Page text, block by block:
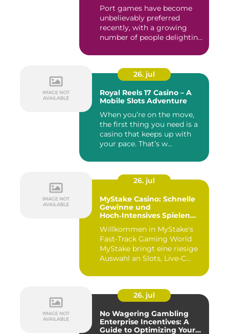
Port games have become
unbelievably preferred
recently, with a growing
number of people delighting
26. jul
Royal Reels 17 Casino – A
Mobile Slots Adventure
When you’re on the move,
the first thing you need is a
casino that keeps up with
your pace. That’s w...
26. jul
MyStake Casino: Schnelle
Gewinne und
Hoch‑Intensives Spielen
Willkommen in MyStake's
Fast‑Track Gaming World
MyStake bringt eine riesige
Auswahl an Slots, Live‑C...
26. jul
No Wagering Gambling
Enterprise Incentives: A
Guide to Optimizing Your